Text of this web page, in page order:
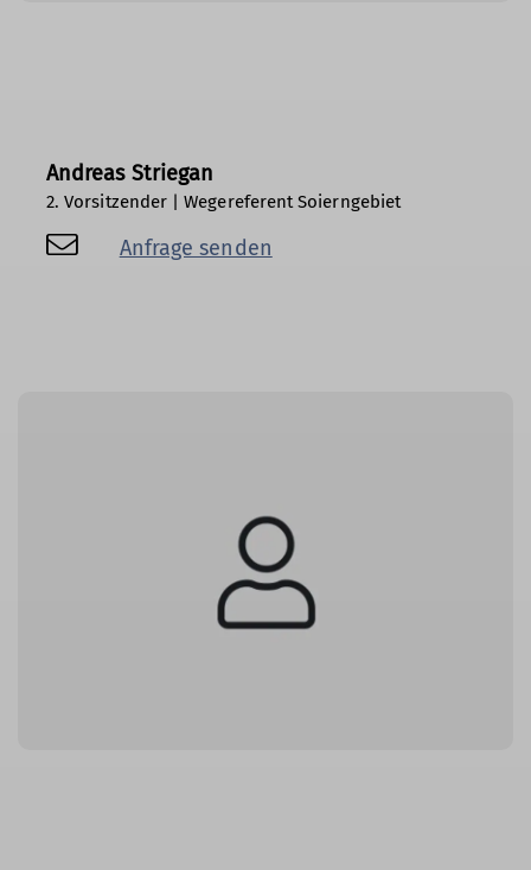
Andreas Striegan
2. Vorsitzender | Wegereferent Soierngebiet
Anfrage senden